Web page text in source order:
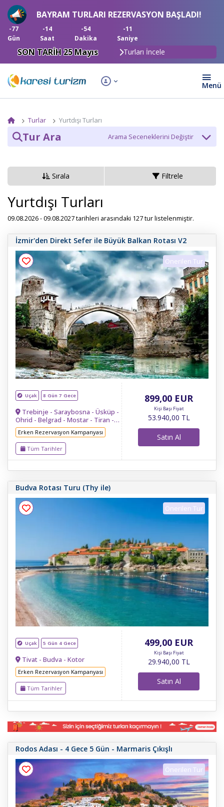
BAYRAM TURLARI REZERVASYON BAŞLADI!
-77
Gün
-14
Saat
-54
Dakika
-12
Saniye
SON TARİH 25 Mayıs Turları İncele
Turlar Yurtdışı Turları
Tur Ara
Tarih
Tur Ara
Sırala Filtrele
Yurtdışı Turları
09.08.2026 - 09.08.2027 tarihleri arasındaki 127 tur listelenmiştir.
İzmir'den Direkt Sefer ile Büyük Balkan Rotası V2
Önerilen Tur
Uçak 8 Gün 7 Gece
Ohrid - Belgrad - Mostar - Tiran -
Budva - Kotor
Erken Rezervasyon Kampanyası
Tüm Tarihler
899,00 EUR
Kişi Başı Fiyat
53.940,00 TL
Satın Al
Budva Rotası Turu (Thy ile)
Önerilen Tur
Uçak 5 Gün 4 Gece
Tivat - Budva - Kotor
Erken Rezervasyon Kampanyası
Tüm Tarihler
499,00 EUR
Kişi Başı Fiyat
29.940,00 TL
Satın Al
Rodos Adası - 4 Gece 5 Gün - Marmaris Çıkışlı
Önerilen Tur